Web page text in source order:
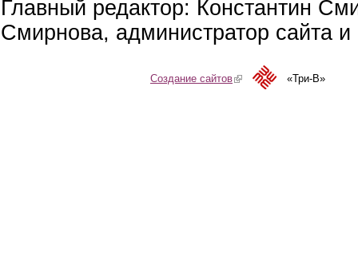
Главный редактор: Константин
Смирнова, администратор сайта
Создание сайтов(link is external)«Три-В»